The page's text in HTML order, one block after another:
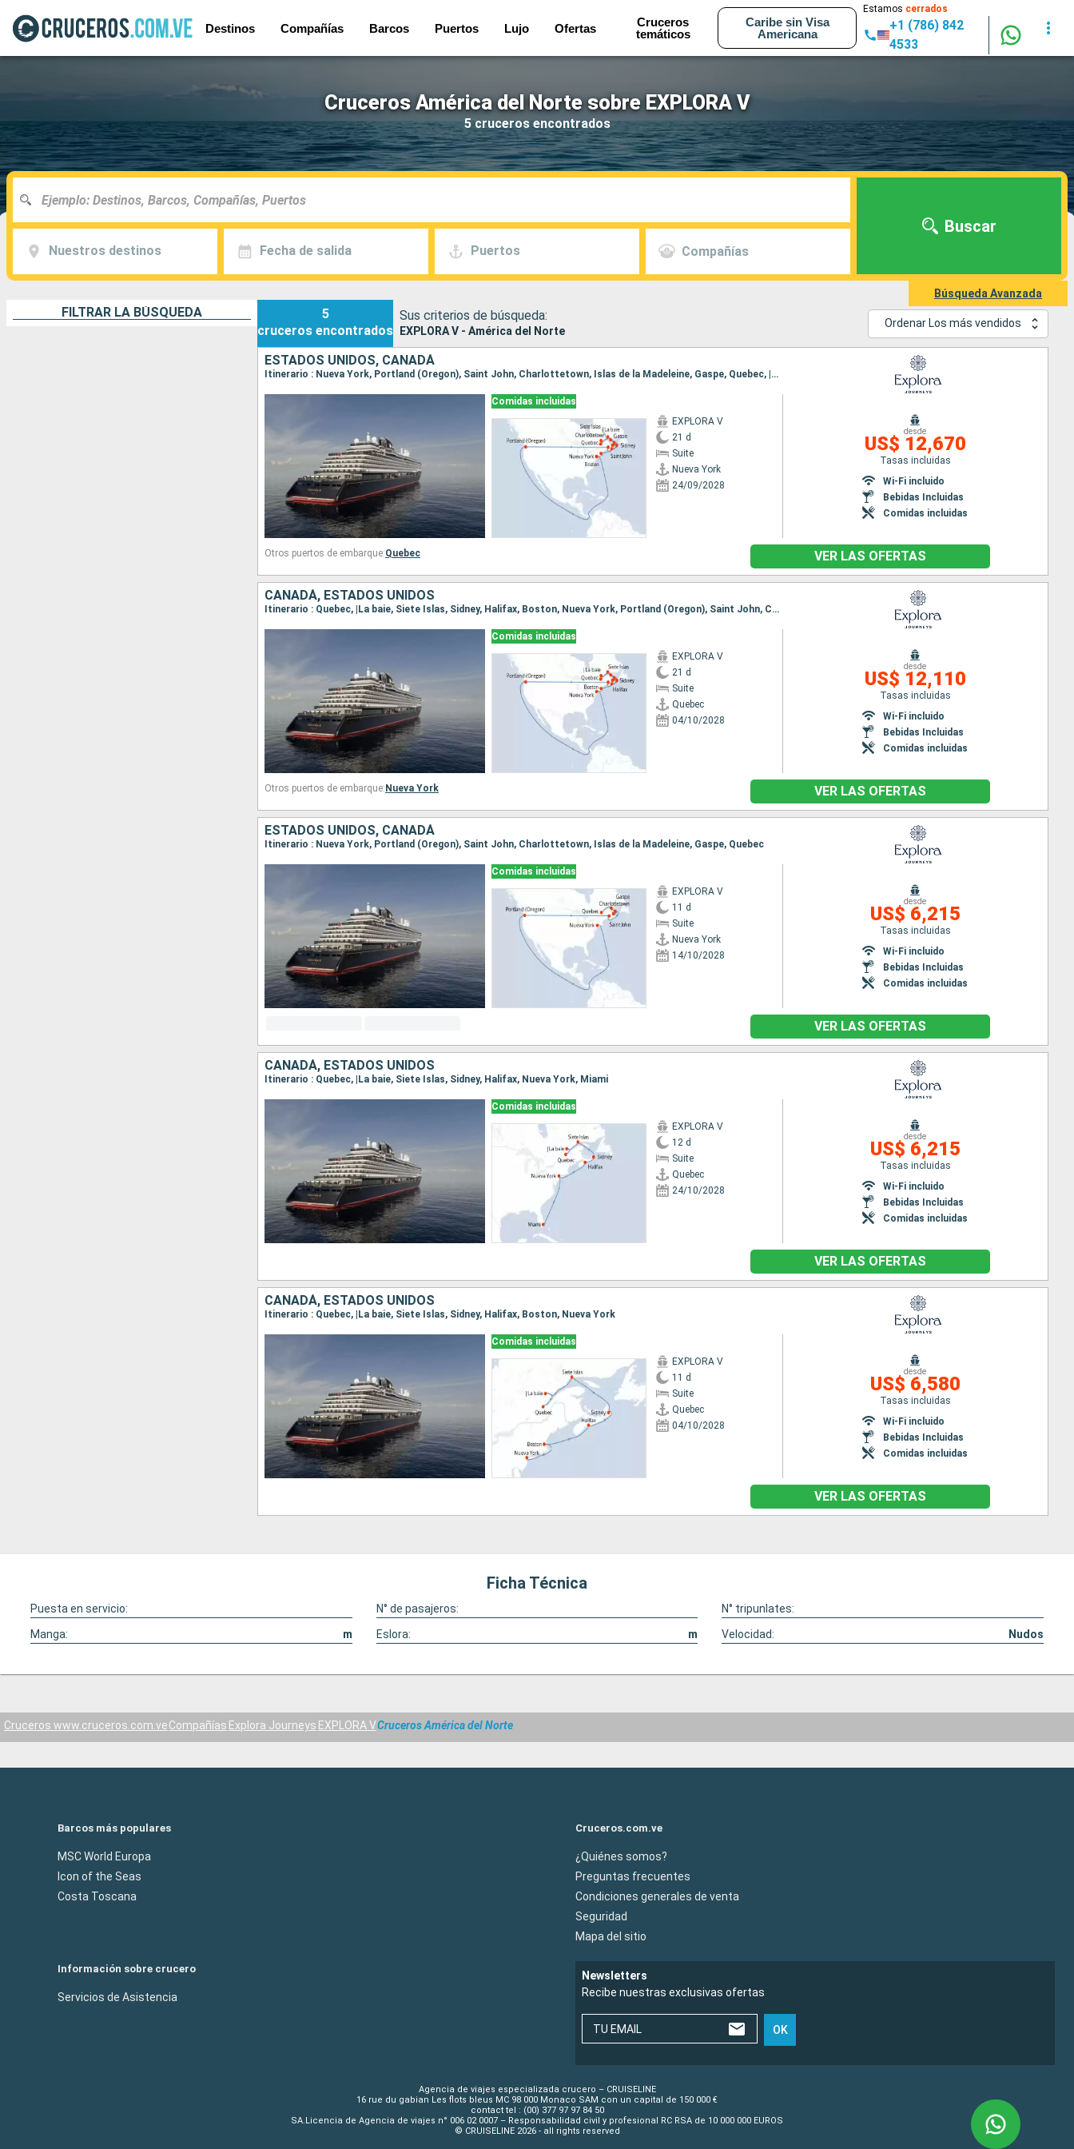
Destinos Compañías Barcos Puertos Lujo Ofertas
Cruceros
temáticos
Caribe sin Visa
Americana
Estamos cerrados
+1 (786) 842
4533
Cruceros América del Norte sobre EXPLORA V
5 cruceros encontrados
Nuestros destinos Fecha de salida Puertos Compañías
Buscar
Búsqueda Avanzada
FILTRAR LA BÚSQUEDA
5
cruceros encontrados
Sus criterios de búsqueda:
EXPLORA V - América del Norte
Ordenar Los más vendidos
ESTADOS UNIDOS, CANADÁ
Itinerario : Nueva York, Portland (Oregon), Saint John, Charlottetown, Islas de la Madeleine, Gaspe, Quebec, |La baie, Siete Islas, Sidney, Halifax, Boston, Nueva York
Comidas incluidas
EXPLORA V
21 d
Suite
Nueva York
24/09/2028
desde
US$ 12,670
Tasas incluidas
Wi-Fi incluido
Bebidas Incluidas
Comidas incluidas
Otros puertos de embarque:Quebec VER LAS OFERTAS
CANADÁ, ESTADOS UNIDOS
Itinerario : Quebec, |La baie, Siete Islas, Sidney, Halifax, Boston, Nueva York, Portland (Oregon), Saint John, Charlottetown, Islas de la Madeleine, Gaspe, Quebec
Comidas incluidas
EXPLORA V
21 d
Suite
Quebec
04/10/2028
desde
US$ 12,110
Tasas incluidas
Wi-Fi incluido
Bebidas Incluidas
Comidas incluidas
Otros puertos de embarque: Nueva York VER LAS OFERTAS
ESTADOS UNIDOS, CANADÁ
Itinerario : Nueva York, Portland (Oregon), Saint John, Charlottetown, Islas de la Madeleine, Gaspe, Quebec
Comidas incluidas
EXPLORA V
11 d
Suite
Nueva York
14/10/2028
desde
US$ 6,215
Tasas incluidas
Wi-Fi incluido
Bebidas Incluidas
Comidas incluidas
VER LAS OFERTAS
CANADÁ, ESTADOS UNIDOS
Itinerario : Quebec, |La baie, Siete Islas, Sidney, Halifax, Nueva York, Miami
Comidas incluidas
EXPLORA V
12 d
Suite
Quebec
24/10/2028
desde
US$ 6,215
Tasas incluidas
Wi-Fi incluido
Bebidas Incluidas
Comidas incluidas
VER LAS OFERTAS
CANADÁ, ESTADOS UNIDOS
Itinerario : Quebec, |La baie, Siete Islas, Sidney, Halifax, Boston, Nueva York
Comidas incluidas
EXPLORA V
11 d
Suite
Quebec
04/10/2028
desde
US$ 6,580
Tasas incluidas
Wi-Fi incluido
Bebidas Incluidas
Comidas incluidas
VER LAS OFERTAS
Ficha Técnica
Puesta en servicio: N° de pasajeros:
N° tripunlates:
Manga:
m Eslora: m Velocidad: Nudos
Cruceros www.cruceros.com.veCompañías Explora Journeys EXPLORA VCruceros América del Norte
Barcos más populares
MSC World Europa
Icon of the Seas
Costa Toscana
Cruceros.com.ve
¿Quiénes somos?
Preguntas frecuentes
Condiciones generales de venta
Seguridad
Mapa del sitio
Información sobre crucero
Servicios de Asistencia
Newsletters
Recibe nuestras exclusivas ofertas
TU EMAIL OK
Agencia de viajes especializada crucero – CRUISELINE
16 rue du gabian Les flots bleus MC 98 000 Monaco SAM con un capital de 150 000 €
contact tel : (00) 377 97 97 84 50
SA.Licencia de Agencia de viajes n° 006 02 0007 – Responsabilidad civil y profesional RC RSA de 10 000 000 EUROS
© CRUISELINE 2026 - all rights reserved